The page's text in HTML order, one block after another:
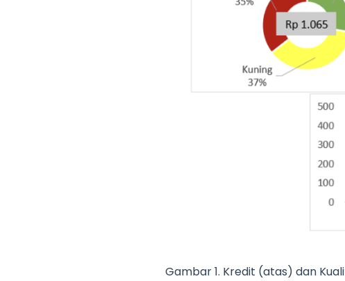
Gambar 1. Kredit (atas) dan